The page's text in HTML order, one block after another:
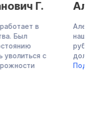
Алексей
Алексей
нашу компанию с
руб. У мужчины
долг, и несколько
Подробнее